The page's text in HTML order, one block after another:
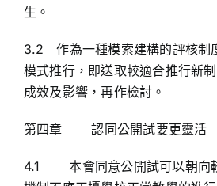
生。
3.2 作為一種模索建構的評核制
模式推行，即送取較適合推行新
成效及影響，再作檢討。
第四章 認同公開試要更靈活
4.1 本會同意公開試可以朝向